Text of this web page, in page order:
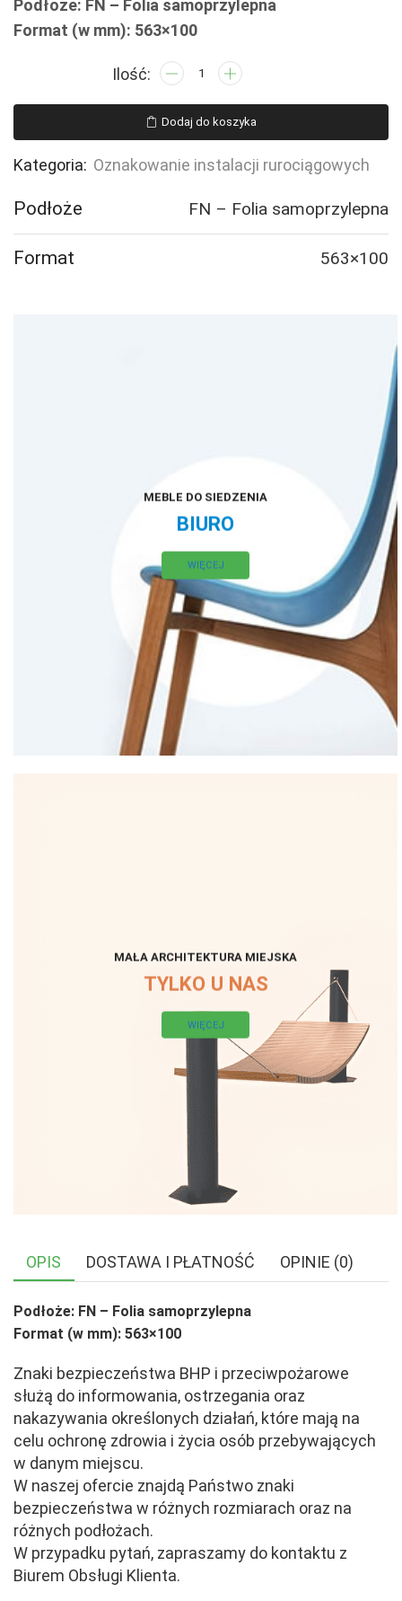
Podłoże: FN – Folia samoprzylepna
Format (w mm): 563×100
ilość
Drain
water
-
naklejek
Dodaj do koszyka
Kategoria: Oznakowanie instalacji rurociągowych
Podłoże FN – Folia samoprzylepna
Format 563×100
MEBLE DO SIEDZENIA
BIURO
WIĘCEJ
MAŁA ARCHITEKTURA MIEJSKA
TYLKO U NAS
WIĘCEJ
OPIS DOSTAWA I PŁATNOŚĆ OPINIE (0)
Podłoże: FN – Folia samoprzylepna
Format (w mm): 563×100
Znaki bezpieczeństwa BHP i przeciwpożarowe
służą do informowania, ostrzegania oraz
nakazywania określonych działań, które mają na
celu ochronę zdrowia i życia osób przebywających
w danym miejscu.
W naszej ofercie znajdą Państwo znaki
bezpieczeństwa w różnych rozmiarach oraz na
różnych podłożach.
W przypadku pytań, zapraszamy do kontaktu z
Biurem Obsługi Klienta.